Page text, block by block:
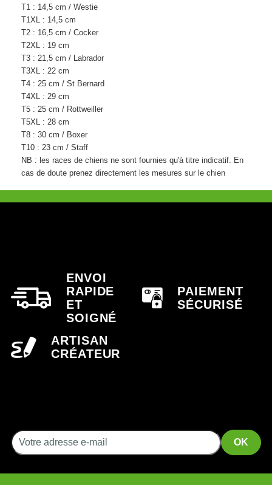
T1 : 14,5 cm / Westie
T1XL : 14,5 cm
T2 : 16,5 cm / Cocker
T2XL : 19 cm
T3 : 21,5 cm / Labrador
T3XL : 22 cm
T4 : 25 cm / St Bernard
T4XL : 29 cm
T5 : 25 cm / Rottweiller
T5XL : 28 cm
T8 : 30 cm / Boxer
T10 : 23 cm / Staff
NB : les races de chiens ne sont fournies qu'à titre indicatif. En
cas de doute prenez directement les mesures sur le chien
ENVOI
RAPIDE
ET
SOIGNÉ
PAIEMENT
SÉCURISÉ
ARTISAN
CRÉATEUR